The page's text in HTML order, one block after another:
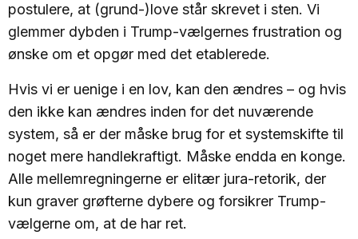
postulere, at (grund-)love står skrevet i sten. Vi
glemmer dybden i Trump-vælgernes frustration og
ønske om et opgør med det etablerede.
Hvis vi er uenige i en lov, kan den ændres – og hvis
den ikke kan ændres inden for det nuværende
system, så er der måske brug for et systemskifte til
noget mere handlekraftigt. Måske endda en konge.
Alle mellemregningerne er elitær jura-retorik, der
kun graver grøfterne dybere og forsikrer Trump-
vælgerne om, at de har ret.